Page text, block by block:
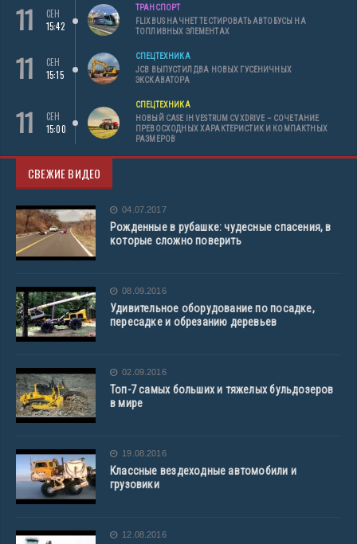
11
СЕН
15:42
ТРАНСПОРТ
FLIXBUS НАЧНЕТ ТЕСТИРОВАТЬ АВТОБУСЫ НА
ТОПЛИВНЫХ ЭЛЕМЕНТАХ
11
СЕН
15:15
СПЕЦТЕХНИКА
JCB ВЫПУСТИЛ ДВА НОВЫХ ГУСЕНИЧНЫХ
ЭКСКАВАТОРА
11
СЕН
15:00
СПЕЦТЕХНИКА
НОВЫЙ CASE IH VESTRUM CVXDRIVE – СОЧЕТАНИЕ
ПРЕВОСХОДНЫХ ХАРАКТЕРИСТИК И КОМПАКТНЫХ
РАЗМЕРОВ
СВЕЖИЕ ВИДЕО
04.07.2017
Рожденные в рубашке: чудесные спасения, в
которые сложно поверить
08.09.2016
Удивительное оборудование по посадке,
пересадке и обрезанию деревьев
02.09.2016
Топ-7 самых больших и тяжелых бульдозеров
в мире
19.08.2016
Классные вездеходные автомобили и
грузовики
12.08.2016